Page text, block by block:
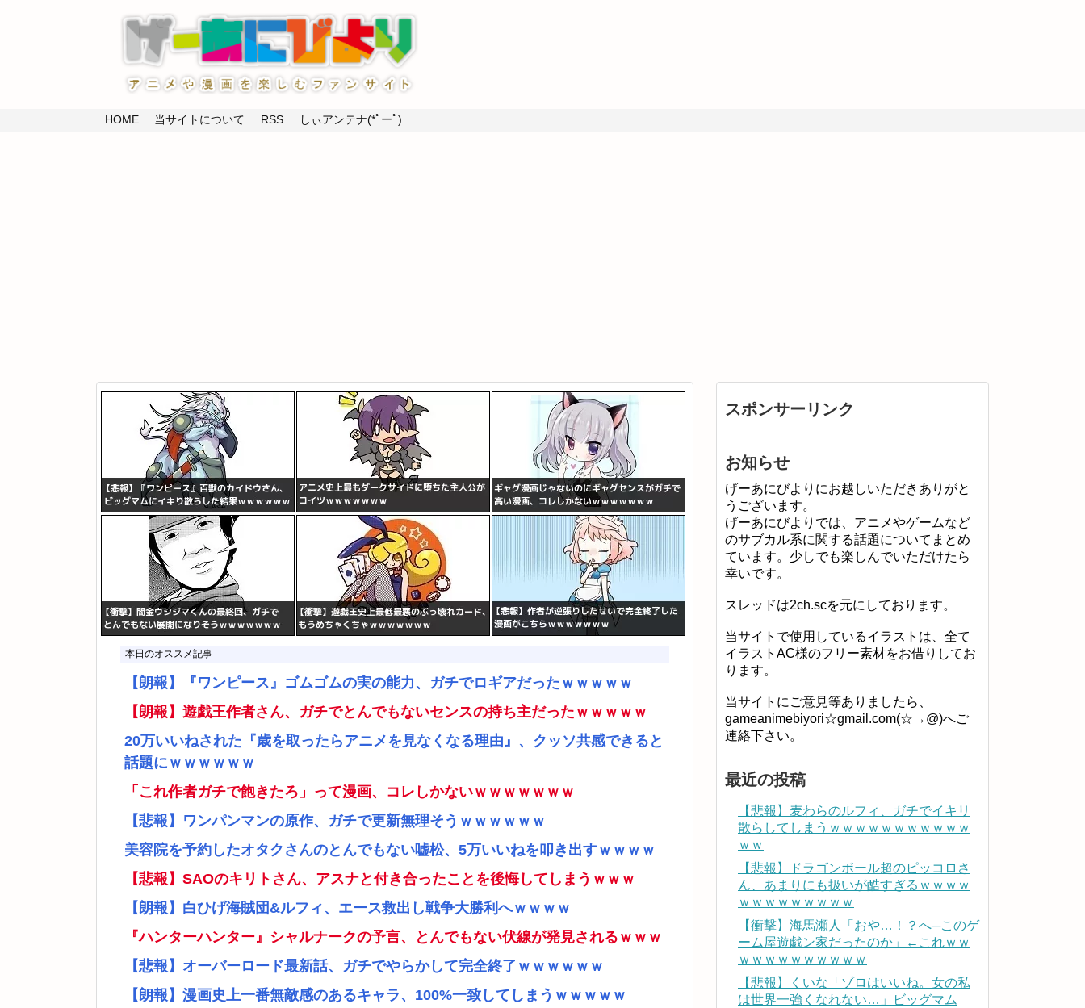
HOME 当サイトについて RSS しぃアンテナ(*ﾟーﾟ)
本日のオススメ記事
【朗報】『ワンピース』ゴムゴムの実の能力、ガチでロギアだったｗｗｗｗｗ
【朗報】遊戯王作者さん、ガチでとんでもないセンスの持ち主だったｗｗｗｗｗ
20万いいねされた『歳を取ったらアニメを見なくなる理由』、クッソ共感できると
話題にｗｗｗｗｗｗ
「これ作者ガチで飽きたろ」って漫画、コレしかないｗｗｗｗｗｗｗ
【悲報】ワンパンマンの原作、ガチで更新無理そうｗｗｗｗｗｗ
美容院を予約したオタクさんのとんでもない嘘松、5万いいねを叩き出すｗｗｗｗ
【悲報】SAOのキリトさん、アスナと付き合ったことを後悔してしまうｗｗｗ
【朗報】白ひげ海賊団&ルフィ、エース救出し戦争大勝利へｗｗｗｗ
『ハンターハンター』シャルナークの予言、とんでもない伏線が発見されるｗｗｗ
【悲報】オーバーロード最新話、ガチでやらかして完全終了ｗｗｗｗｗｗ
【朗報】漫画史上一番無敵感のあるキャラ、100%一致してしまうｗｗｗｗｗ
スポンサーリンク
お知らせ
げーあにびよりにお越しいただきありがと
うございます。
げーあにびよりでは、アニメやゲームなど
のサブカル系に関する話題についてまとめ
ています。少しでも楽しんでいただけたら
幸いです。
スレッドは2ch.scを元にしております。
当サイトで使用しているイラストは、全て
イラストAC様のフリー素材をお借りしてお
ります。
当サイトにご意見等ありましたら、
gameanimebiyori☆gmail.com(☆→@)へご
連絡下さい。
最近の投稿
【悲報】麦わらのルフィ、ガチでイキリ
散らしてしまうｗｗｗｗｗｗｗｗｗｗｗ
ｗｗ
【悲報】ドラゴンボール超のピッコロさ
ん、あまりにも扱いが酷すぎるｗｗｗｗ
ｗｗｗｗｗｗｗｗｗ
【衝撃】海馬瀬人「おや…！？へ─このゲ
ーム屋遊戯ン家だったのか」←これｗｗ
ｗｗｗｗｗｗｗｗｗｗ
【悲報】くいな「ゾロはいいね。女の私
は世界一強くなれない…」ビッグマム